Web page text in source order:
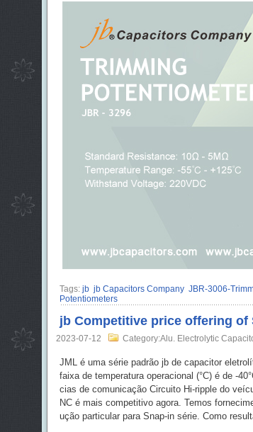
Tags: jb jb Capacitors Company JBR-3006-
Potentiometers
jb Competitive price offering
2023-07-12 Category:Alu. Electrolytic
JML é uma série padrão jb de capacitor
faixa de temperatura operacional (°C) é de -
cias de comunicação Circuito Hi-ripple do
NC é mais competitivo agora. Temos
ução particular para Snap-in série. Como